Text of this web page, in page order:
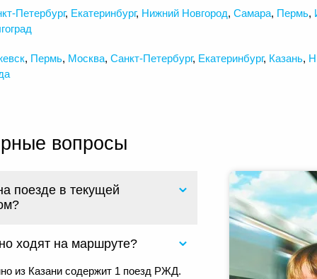
Петербург, Екатеринбург, Нижний Новгород, Самара, Пермь,
, Пермь, Москва, Санкт-Петербург, Екатеринбург, Казань,
вопросы
поезде в текущей
ходят на маршруте?
из Казани содержит 1 поезд РЖД.